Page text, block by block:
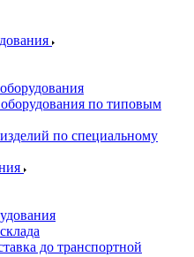
по типовым
по специальному
до транспортной